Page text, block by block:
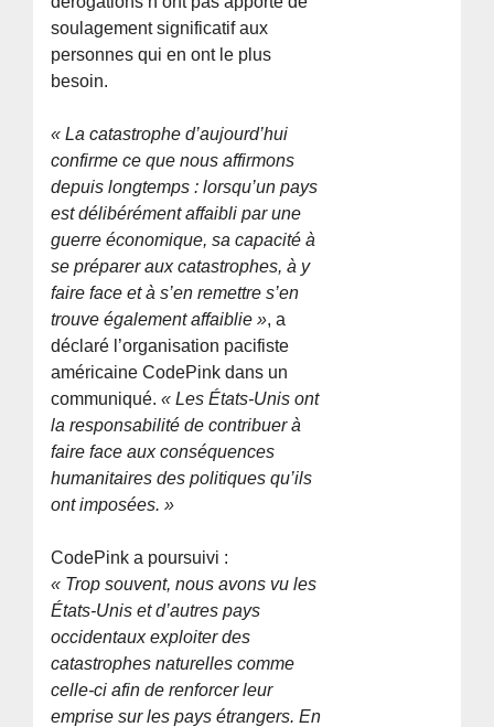
soulagement significatif aux
personnes qui en ont le plus
besoin.
« La catastrophe d’aujourd’hui
confirme ce que nous affirmons
depuis longtemps : lorsqu’un pays
est délibérément affaibli par une
guerre économique, sa capacité à
se préparer aux catastrophes, à y
faire face et à s’en remettre s’en
trouve également affaiblie », a
déclaré l’organisation pacifiste
américaine CodePink dans un
communiqué.« Les États-Unis ont
la responsabilité de contribuer à
faire face aux conséquences
humanitaires des politiques qu’ils
ont imposées. »
CodePink a poursuivi :
« Trop souvent, nous avons vu les
États-Unis et d’autres pays
occidentaux exploiter des
catastrophes naturelles comme
celle-ci afin de renforcer leur
emprise sur les pays étrangers. En